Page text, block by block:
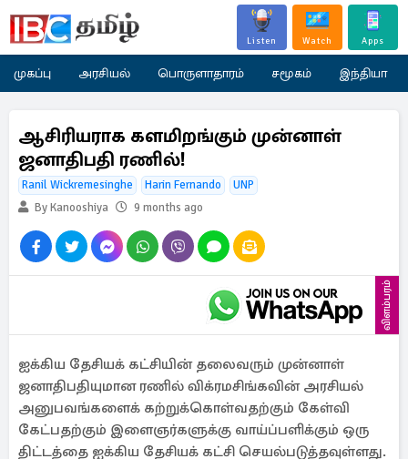
Listen Watch Apps
முகப்பு அரசியல் பொருளாதாரம் சமூகம் இந்தியா
ஆசிரியராக களமிறங்கும் முன்னாள்
ஜனாதிபதி ரணில்!
Ranil Wickremesinghe Harin Fernando
UNP
By Kanooshiya
9 months ago
விளம்பரம்
ஐக்கிய தேசியக் கட்சியின் தலைவரும் முன்னாள்
ஜனாதிபதியுமான ரணில் விக்ரமசிங்கவின் அரசியல்
அனுபவங்களைக் கற்றுக்கொள்வதற்கும் கேள்வி
கேட்பதற்கும் இளைஞர்களுக்கு வாய்ப்பளிக்கும் ஒரு
திட்டத்தை ஐக்கிய தேசியக் கட்சி செயல்படுத்தவுள்ளது.